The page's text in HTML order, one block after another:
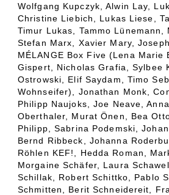
Wolfgang Kupczyk, Alwin Lay,
Christine Liebich, Lukas Liese,
Timur Lukas, Tammo
Stefan Marx, Xavier Mary,
MÉLANGE Box Five (Lena
Gispert, Nicholas Grafia, Sylbee
Ostrowski, Elif Saydam, Timo
Wohnseifer), Jonathan Monk,
Philipp Naujoks, Joe Neave,
Oberthaler, Murat Önen, Bea
Philipp, Sabrina Podemski,
Bernd Ribbeck, Johanna
Röhlen KEF!, Hedda Roman,
Morgaine Schäfer, Laura
Schillak, Robert Schittko, Pablo
Schmitten, Berit Schneidereit,